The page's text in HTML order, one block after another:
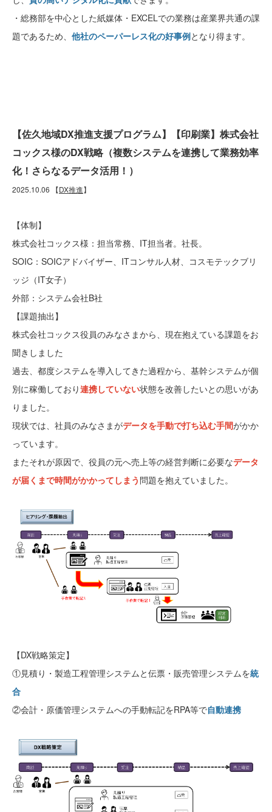
・総務部を中心とした紙媒体・EXCELでの業務は産業界共通の課
題であるため、 他社のペーパーレス化の好事例となり得ます。
【佐久地域DX推進支援プログラム】【印刷業】株式会社
コックス様のDX戦略（複数システムを連携して業務効率
化！さらなるデータ活用！）
2025.10.06 【DX推進】
【体制】
株式会社コックス様：担当常務、IT担当者。社長。
SOIC：SOICアドバイザー、ITコンサル人材、コスモテックブリ
ッジ（IT女子）
外部：システム会社B社
【課題抽出】
株式会社コックス役員のみなさまから、現在抱えている課題をお
聞きしました
過去、都度システムを導入してきた過程から、基幹システムが個
別に稼働しており連携していない状態を改善したいとの思いがあ
りました。
現状では、社員のみなさまがデータを手動で打ち込む手間がかか
っています。
またそれが原因で、役員の元へ売上等の経営判断に必要なデータ
が届くまで時間がかかってしまう 問題を抱えていました。
【DX戦略策定】
①見積り・製造工程管理システムと伝票・販売管理システムを統
合
②会計・原価管理システムへの手動転記をRPA等で自動連携